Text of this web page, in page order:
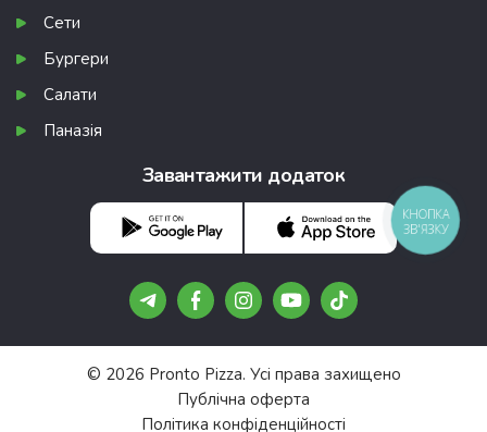
Сети
Бургери
Салати
Паназія
Завантажити додаток
© 2026 Pronto Pizza. Усі права захищено
Публічна оферта
Політика конфіденційності
КНОПКА
ЗВ'ЯЗКУ